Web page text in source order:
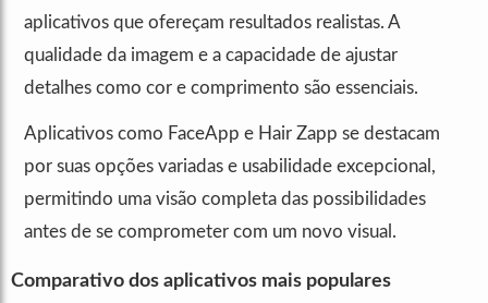
aplicativos que ofereçam resultados realistas. A
qualidade da imagem e a capacidade de ajustar
detalhes como cor e comprimento são essenciais.
Aplicativos como FaceApp e Hair Zapp se destacam
por suas opções variadas e usabilidade excepcional,
permitindo uma visão completa das possibilidades
antes de se comprometer com um novo visual.
Comparativo dos aplicativos mais populares